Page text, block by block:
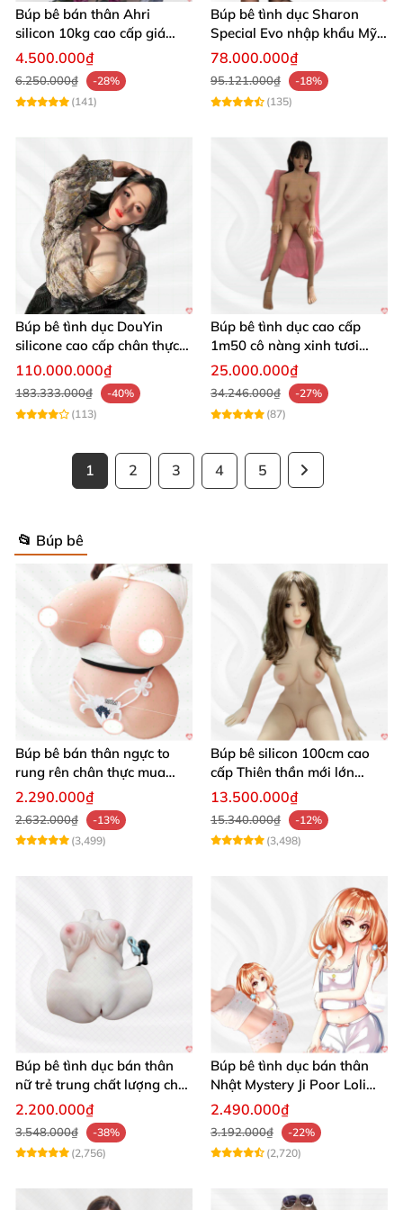
Đừng bỏ lỡ cơ hội sở hữu búp bê tình dục cao cấp
Gynoid AnDy – đỉnh cao công nghệ và nghệ thuật
trong từng chi tiết. Mua ngay hôm nay để tận hưởng
trải nghiệm thực tế không giới hạn! 🛒
Búp bê bán thân Ahri
silicon 10kg cao cấp giá
hấp dẫn bảo hành
4.500.000₫
6.250.000₫
-28%
(141)
Búp bê tình dục Sharon
Special Evo nhập khẩu Mỹ
cao cấp, sang trọng
78.000.000₫
95.121.000₫
-18%
(135)
Búp bê tình dục DouYin
silicone cao cấp chân thực
mê hoặc nam giới
110.000.000₫
183.333.000₫
-40%
(113)
Búp bê tình dục cao cấp
1m50 cô nàng xinh tươi
chân thực
25.000.000₫
34.246.000₫
-27%
(87)
1 2 3 4 5
📂 Búp bê
Búp bê bán thân ngực to
rung rên chân thực mua
ngay
2.290.000₫
2.632.000₫
-13%
(3,499)
Búp bê silicon 100cm cao
cấp Thiên thần mới lớn
mượt mà mềm mại
13.500.000₫
15.340.000₫
-12%
(3,498)
Búp bê tình dục bán thân
nữ trẻ trung chất lượng chất
chơi
2.200.000₫
3.548.000₫
-38%
(2,756)
Búp bê tình dục bán thân
Nhật Mystery Ji Poor Loli
TPE 6kg siêu mềm mại
2.490.000₫
3.192.000₫
-22%
(2,720)